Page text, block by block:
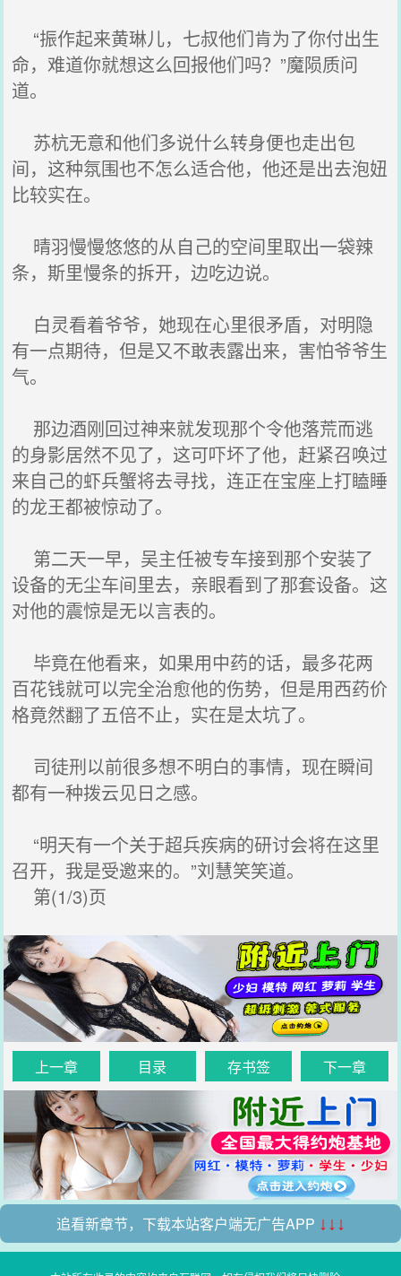
“振作起来黄琳儿，七叔他们肯为了你付出生
命，难道你就想这么回报他们吗？”魔陨质问
道。
苏杭无意和他们多说什么转身便也走出包
间，这种氛围也不怎么适合他，他还是出去泡妞
比较实在。
晴羽慢慢悠悠的从自己的空间里取出一袋辣
条，斯里慢条的拆开，边吃边说。
白灵看着爷爷，她现在心里很矛盾，对明隐
有一点期待，但是又不敢表露出来，害怕爷爷生
气。
那边酒刚回过神来就发现那个令他落荒而逃
的身影居然不见了，这可吓坏了他，赶紧召唤过
来自己的虾兵蟹将去寻找，连正在宝座上打瞌睡
的龙王都被惊动了。
第二天一早，吴主任被专车接到那个安装了
设备的无尘车间里去，亲眼看到了那套设备。这
对他的震惊是无以言表的。
毕竟在他看来，如果用中药的话，最多花两
百花钱就可以完全治愈他的伤势，但是用西药价
格竟然翻了五倍不止，实在是太坑了。
司徒刑以前很多想不明白的事情，现在瞬间
都有一种拨云见日之感。
“明天有一个关于超兵疾病的研讨会将在这里
召开，我是受邀来的。”刘慧笑笑道。
第(1/3)页
上一章 目录 存书签 下一章
追看新章节，下载本站客户端无广告APP ↓↓↓